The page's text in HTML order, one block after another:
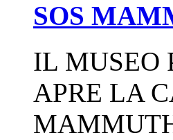
SOS
IL MUSEO
APRE LA